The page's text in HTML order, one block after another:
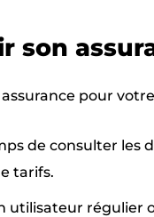
son
pour
de consulter les
tarifs.
utilisateur régulier